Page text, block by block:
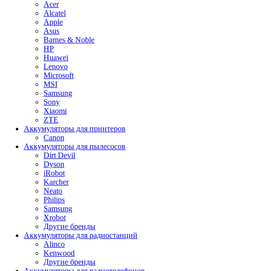
Acer
Alcatel
Apple
Asus
Barnes & Noble
HP
Huawei
Lenovo
Microsoft
MSI
Samsung
Sony
Xiaomi
ZTE
Аккумуляторы для принтеров
Canon
Аккумуляторы для пылесосов
Dirt Devil
Dyson
iRobot
Karcher
Neato
Philips
Samsung
Xrobot
Другие бренды
Аккумуляторы для радиостанций
Alinco
Kenwood
Другие бренды